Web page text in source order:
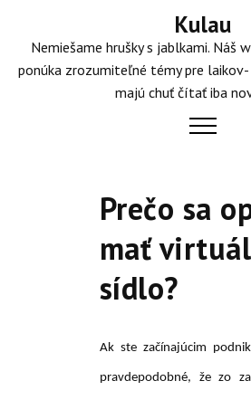
content
Kulau
Nemiešame hrušky s jablkami. Náš
ponúka zrozumiteľné témy pre
majú chuť čítať iba
Prečo sa
mať
sídlo?
Ak ste začínajúcim
pravdepodobné, že zo